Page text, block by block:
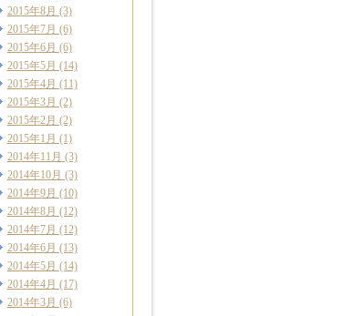
2015年8月 (3)
2015年7月 (6)
2015年6月 (6)
2015年5月 (14)
2015年4月 (11)
2015年3月 (2)
2015年2月 (2)
2015年1月 (1)
2014年11月 (3)
2014年10月 (3)
2014年9月 (10)
2014年8月 (12)
2014年7月 (12)
2014年6月 (13)
2014年5月 (14)
2014年4月 (17)
2014年3月 (6)